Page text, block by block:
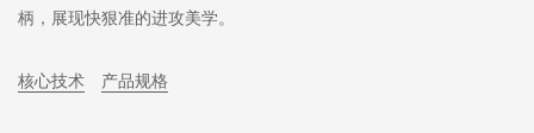
柄，展现快狠准的进攻美学。
核心技术 产品规格